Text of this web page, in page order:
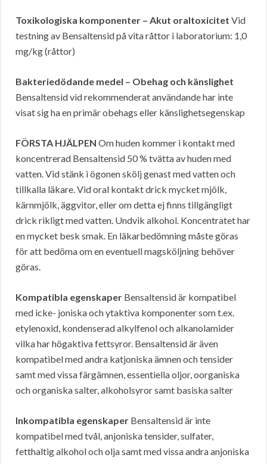
Toxikologiska komponenter – Akut oraltoxicitet Vid
testning av Bensaltensid på vita råttor i laboratorium: 1,0
mg/kg (råttor)
Bakteriedödande medel – Obehag och känslighet
Bensaltensid vid rekommenderat användande har inte
visat sig ha en primär obehags eller känslighetsegenskap
FÖRSTA HJÄLPEN Om huden kommer i kontakt med
koncentrerad Bensaltensid 50 % tvätta av huden med
vatten. Vid stänk i ögonen skölj genast med vatten och
tillkalla läkare. Vid oral kontakt drick mycket mjölk,
kärnmjölk, äggvitor, eller om detta ej finns tillgängligt
drick rikligt med vatten. Undvik alkohol. Koncentratet har
en mycket besk smak. En läkarbedömning måste göras
för att bedöma om en eventuell magsköljning behöver
göras.
Kompatibla egenskaper Bensaltensid är kompatibel
med icke- joniska och ytaktiva komponenter som t.ex.
etylenoxid, kondenserad alkylfenol och alkanolamider
vilka har högaktiva fettsyror. Bensaltensid är även
kompatibel med andra katjoniska ämnen och tensider
samt med vissa färgämnen, essentiella oljor, oorganiska
och organiska salter, alkoholsyror samt basiska salter
Inkompatibla egenskaper Bensaltensid är inte
kompatibel med tvål, anjoniska tensider, sulfater,
fetthaltig alkohol och olja samt med vissa andra anjoniska